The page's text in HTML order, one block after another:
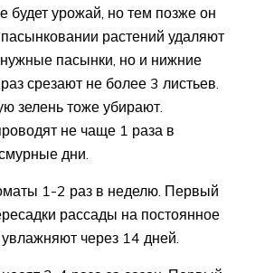
будет урожай, но тем позже он
растений удаляют
пасынки, но и нижние
срезают не более 3 листьев.
зелень тоже убирают.
не чаще 1 раза в
дни.
1-2 раз в неделю. Первый
рассады на постоянное
через 14 дней.